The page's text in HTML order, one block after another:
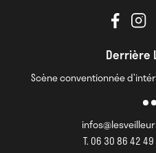
Derrière
Scène conventionnée
T. 06 30 86 42